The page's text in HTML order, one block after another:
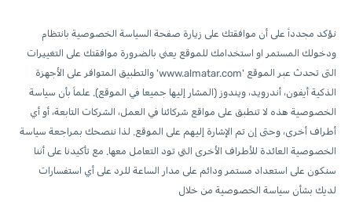
نؤكد مجدداً على أن موافقتك على زيارة صفحة السياسة الخصوصية بانتظام
ودخولك المستمر او استخدامك للموقع يعني بالضرورة موافقتك على التغييرات
التى تحدث عبر الموقع 'www.almatar.com' والتطبيق المتوافر على الأجهزة
الذكية أيفون، أندرويد، ويندوز (المشار إليها جميعا في الموقع). علماً بأن سياسة
الخصوصية هذه لا تنطبق على مواقع شركائنا في العمل، الشركات التابعة، أو أي
أطراف أخرى، وحتى إن تم الإشارة إليهم على الموقع. لذا ننصحك بمراجعة سياسة
الخصوصية العائدة للأطراف الأخرى التي تود التعامل معها. مع تأكيدنا على أننا
سنكون على استعداد مستمر ودائم على مدار الساعة للرد على أي استفسارات
لديك بشأن سياسة الخصوصية من خلال